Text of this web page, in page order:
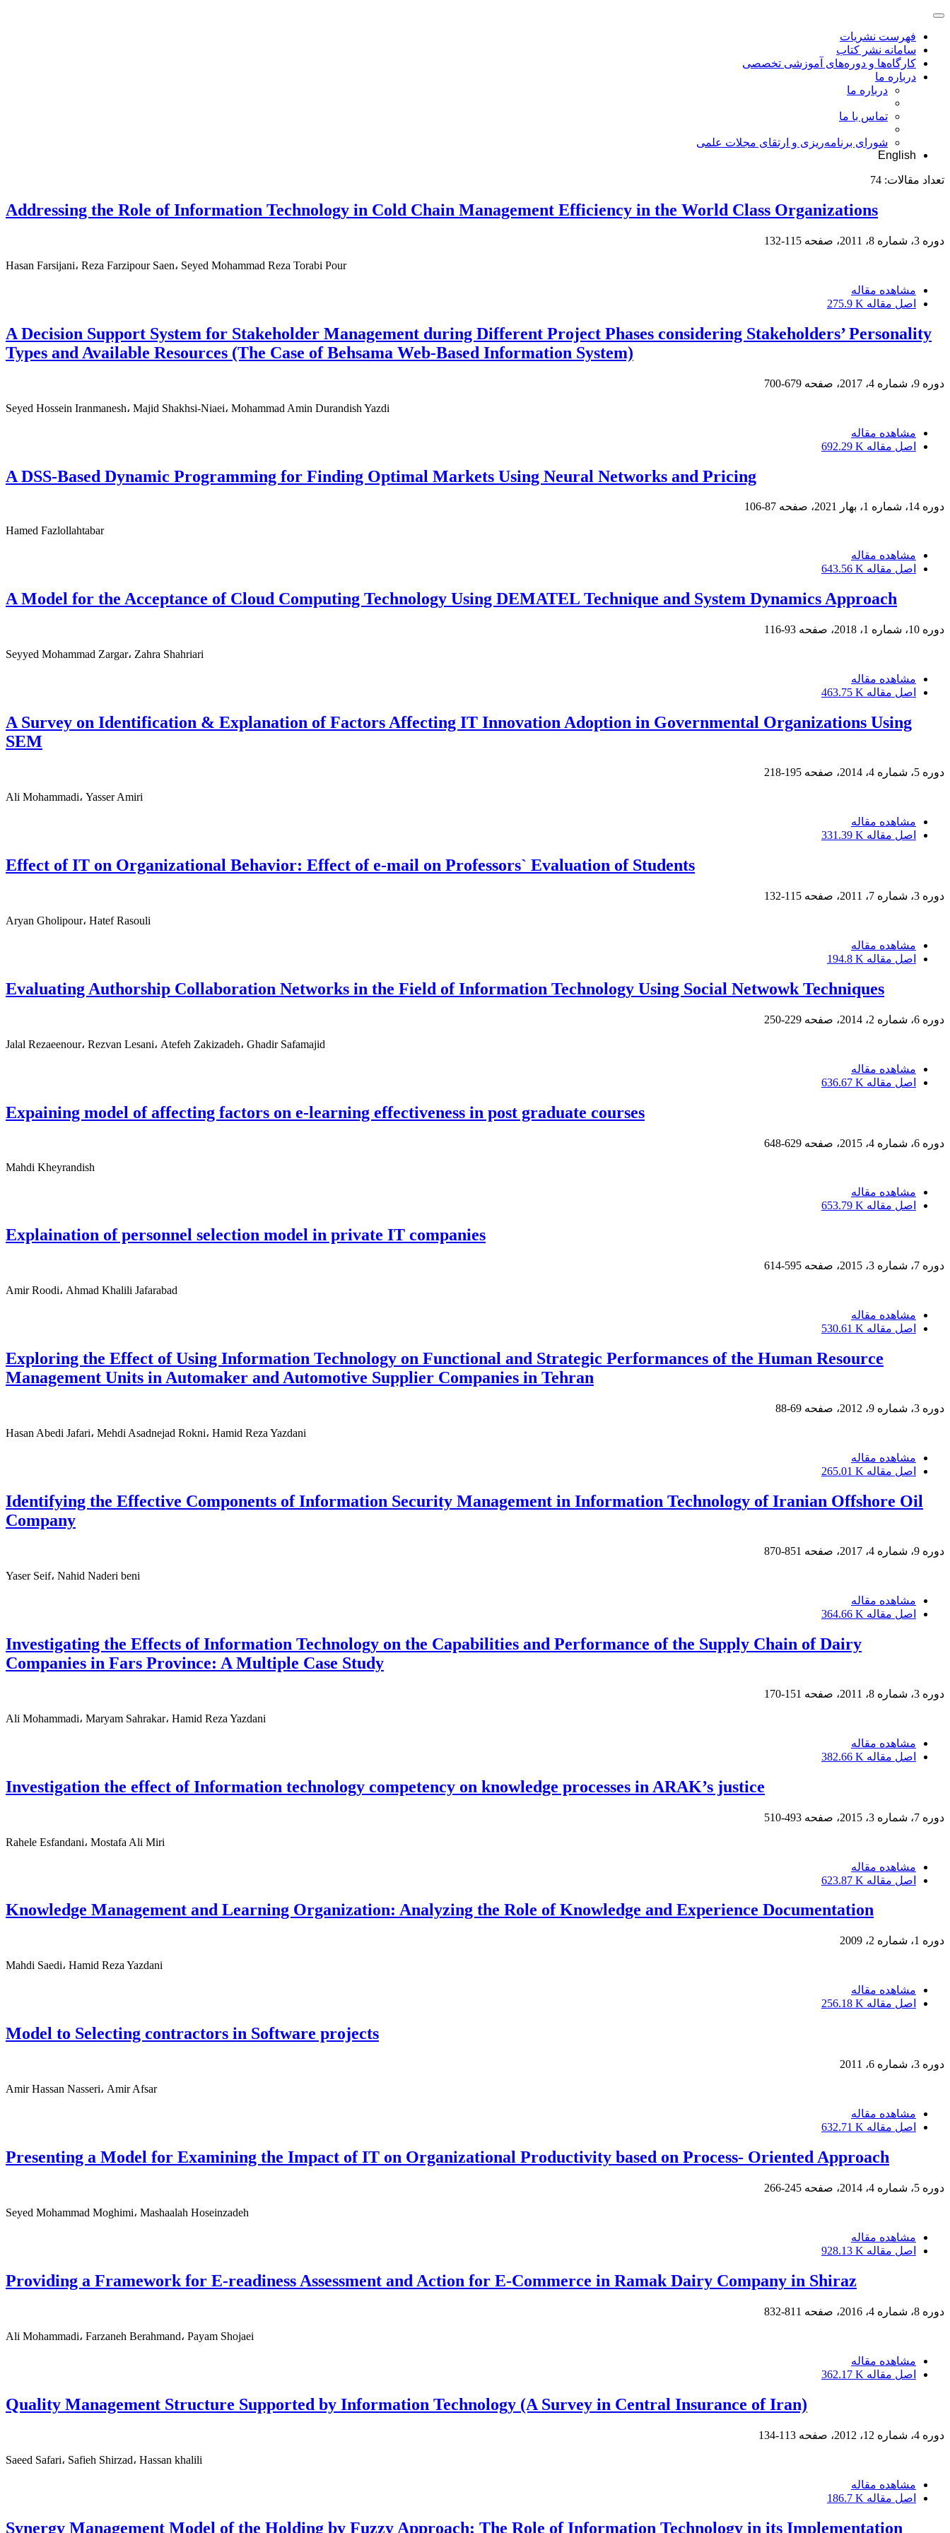
فهرست نشریات
سامانه نشر کتاب
کارگاه‌ها و دوره‌های آموزشی تخصصی
درباره ما
درباره ما
تماس با ما
شورای برنامه‌ریزی و ارتقای مجلات علمی
English
تعداد مقالات: 74
Addressing the Role of Information Technology in Cold Chain Management Efficiency in the World Class Organizations
دوره 3، شماره 8، 2011، صفحه 115-132
Hasan Farsijani، Reza Farzipour Saen، Seyed Mohammad Reza Torabi Pour
مشاهده مقاله
اصل مقاله 275.9 K
A Decision Support System for Stakeholder Management during Different Project Phases considering Stakeholders’ Personality
Types and Available Resources (The Case of Behsama Web-Based Information System)
دوره 9، شماره 4، 2017، صفحه 679-700
Seyed Hossein Iranmanesh، Majid Shakhsi-Niaei، Mohammad Amin Durandish Yazdi
مشاهده مقاله
اصل مقاله 692.29 K
A DSS-Based Dynamic Programming for Finding Optimal Markets Using Neural Networks and Pricing
دوره 14، شماره 1، بهار 2021، صفحه
87-106
Hamed Fazlollahtabar
مشاهده مقاله
اصل مقاله 643.56 K
A Model for the Acceptance of Cloud Computing Technology Using DEMATEL Technique and System Dynamics Approach
دوره 10، شماره 1، 2018، صفحه 93-116
Seyyed Mohammad Zargar، Zahra Shahriari
مشاهده مقاله
اصل مقاله 463.75 K
A Survey on Identification & Explanation of Factors Affecting IT Innovation Adoption in Governmental Organizations Using
SEM
دوره 5، شماره 4، 2014، صفحه 195-218
Ali Mohammadi، Yasser Amiri
مشاهده مقاله
اصل مقاله 331.39 K
Effect of IT on Organizational Behavior: Effect of e-mail on Professors` Evaluation of Students
دوره 3، شماره 7، 2011، صفحه 115-132
Aryan Gholipour، Hatef Rasouli
مشاهده مقاله
اصل مقاله 194.8 K
Evaluating Authorship Collaboration Networks in the Field of Information Technology Using Social Netwowk Techniques
دوره 6، شماره 2، 2014، صفحه 229-250
Jalal Rezaeenour، Rezvan Lesani، Atefeh Zakizadeh، Ghadir Safamajid
مشاهده مقاله
اصل مقاله 636.67 K
Expaining model of affecting factors on e-learning effectiveness in post graduate courses
دوره 6، شماره 4، 2015، صفحه
629-648
Mahdi Kheyrandish
مشاهده مقاله
اصل مقاله 653.79 K
Explaination of personnel selection model in private IT companies
دوره 7، شماره 3، 2015، صفحه 595-614
Amir Roodi، Ahmad Khalili Jafarabad
مشاهده مقاله
اصل مقاله 530.61 K
Exploring the Effect of Using Information Technology on Functional and Strategic Performances of the Human Resource
Management Units in Automaker and Automotive Supplier Companies in Tehran
دوره 3، شماره 9، 2012، صفحه 69-88
Hasan Abedi Jafari، Mehdi Asadnejad Rokni، Hamid Reza Yazdani
مشاهده مقاله
اصل مقاله 265.01 K
Identifying the Effective Components of Information Security Management in Information Technology of Iranian Offshore Oil
Company
دوره 9، شماره 4، 2017، صفحه 851-870
Yaser Seif، Nahid Naderi beni
مشاهده مقاله
اصل مقاله 364.66 K
Investigating the Effects of Information Technology on the Capabilities and Performance of the Supply Chain of Dairy
Companies in Fars Province: A Multiple Case Study
دوره 3، شماره 8، 2011، صفحه 151-170
Ali Mohammadi، Maryam Sahrakar، Hamid Reza Yazdani
مشاهده مقاله
اصل مقاله 382.66 K
Investigation the effect of Information technology competency on knowledge processes in ARAK’s justice
دوره 7، شماره 3، 2015، صفحه 493-510
Rahele Esfandani، Mostafa Ali Miri
مشاهده مقاله
اصل مقاله 623.87 K
Knowledge Management and Learning Organization: Analyzing the Role of Knowledge and Experience Documentation
دوره 1، شماره 2، 2009
Mahdi Saedi، Hamid Reza Yazdani
مشاهده مقاله
اصل مقاله 256.18 K
Model to Selecting contractors in Software projects
دوره 3، شماره 6، 2011
Amir Hassan Nasseri، Amir Afsar
مشاهده مقاله
اصل مقاله 632.71 K
Presenting a Model for Examining the Impact of IT on Organizational Productivity based on Process- Oriented Approach
دوره 5، شماره 4، 2014، صفحه 245-266
Seyed Mohammad Moghimi، Mashaalah Hoseinzadeh
مشاهده مقاله
اصل مقاله 928.13 K
Providing a Framework for E-readiness Assessment and Action for E-Commerce in Ramak Dairy Company in Shiraz
دوره 8، شماره 4، 2016، صفحه 811-832
Ali Mohammadi، Farzaneh Berahmand، Payam Shojaei
مشاهده مقاله
اصل مقاله 362.17 K
Quality Management Structure Supported by Information Technology (A Survey in Central Insurance of Iran)
دوره 4، شماره 12، 2012، صفحه 113-134
Saeed Safari، Safieh Shirzad، Hassan khalili
مشاهده مقاله
اصل مقاله 186.7 K
Synergy Management Model of the Holding by Fuzzy Approach; The Role of Information Technology in its Implementation